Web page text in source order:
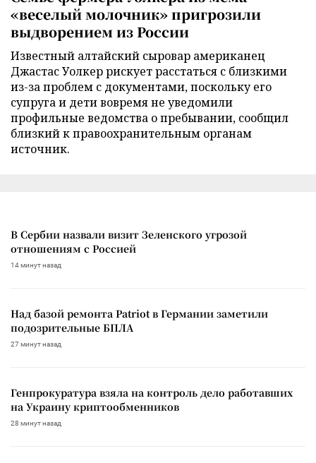
«веселый молочник» пригрозили
выдворением из России
Известный алтайский сыровар американец
Джастас Уолкер рискует расстаться с близкими
из-за проблем с документами, поскольку его
супруга и дети вовремя не уведомили
профильные ведомства о пребывании, сообщил
близкий к правоохранительным органам
источник.
В Сербии назвали визит Зеленского угрозой
отношениям с Россией
14 минут назад
Над базой ремонта Patriot в Германии заметили
подозрительные БПЛА
27 минут назад
Генпрокуратура взяла на контроль дело работавших
на Украину криптообменников
28 минут назад